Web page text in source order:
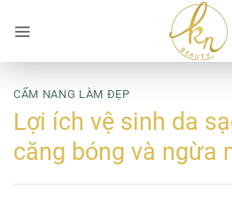
qua
nội
dung
CẨM NANG LÀM ĐẸP
Lợi ích vệ sinh da
căng bóng và ngừa